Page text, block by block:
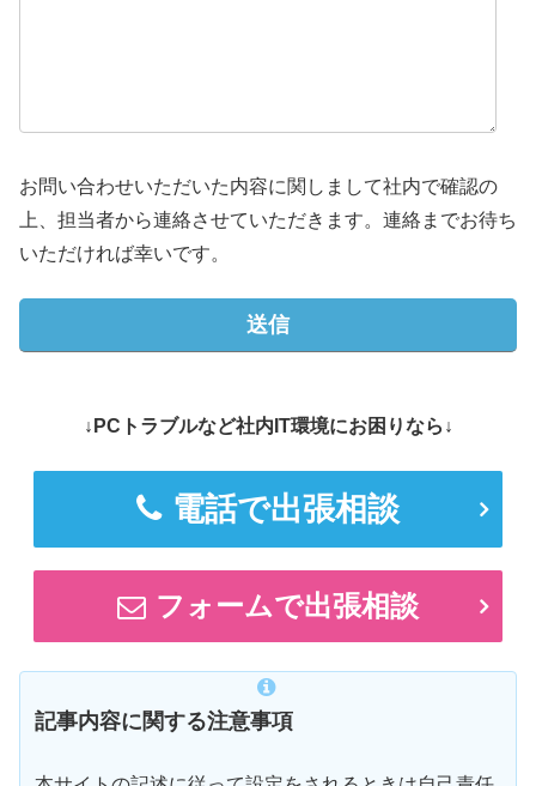
お問い合わせいただいた内容に関しまして社内で確認の
上、担当者から連絡させていただきます。連絡までお待ち
いただければ幸いです。
↓PCトラブルなど社内IT環境にお困りなら↓
電話で出張相談
フォームで出張相談
記事内容に関する注意事項